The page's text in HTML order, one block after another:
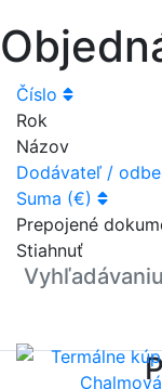
Číslo
Rok
Názov
Dodávateľ /
Suma (€)
Prepojené
Stiahnuť